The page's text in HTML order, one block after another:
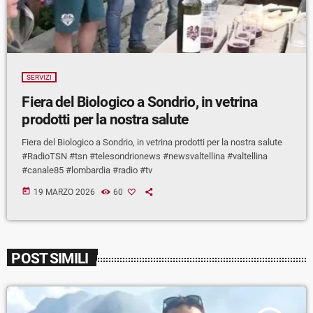
SERVIZI
Fiera del Biologico a Sondrio, in vetrina
prodotti per la nostra salute
Fiera del Biologico a Sondrio, in vetrina prodotti per la nostra salute
#RadioTSN #tsn #telesondrionews #newsvaltellina #valtellina
#canale85 #lombardia #radio #tv
today 19 MARZO 2026 60
POST SIMILI